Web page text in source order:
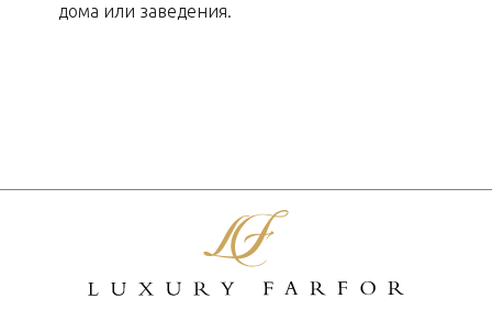
дома или заведения.